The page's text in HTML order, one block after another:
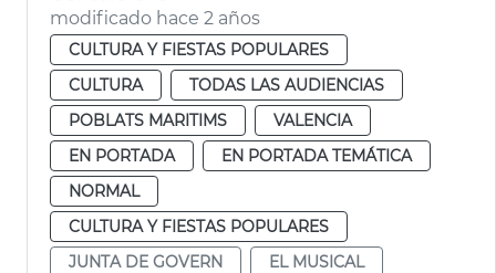
modificado hace 2 años
CULTURA Y FIESTAS POPULARES
CULTURA
TODAS LAS AUDIENCIAS
POBLATS MARITIMS
VALENCIA
EN PORTADA
EN PORTADA TEMÁTICA
NORMAL
CULTURA Y FIESTAS POPULARES
JUNTA DE GOVERN
EL MUSICAL